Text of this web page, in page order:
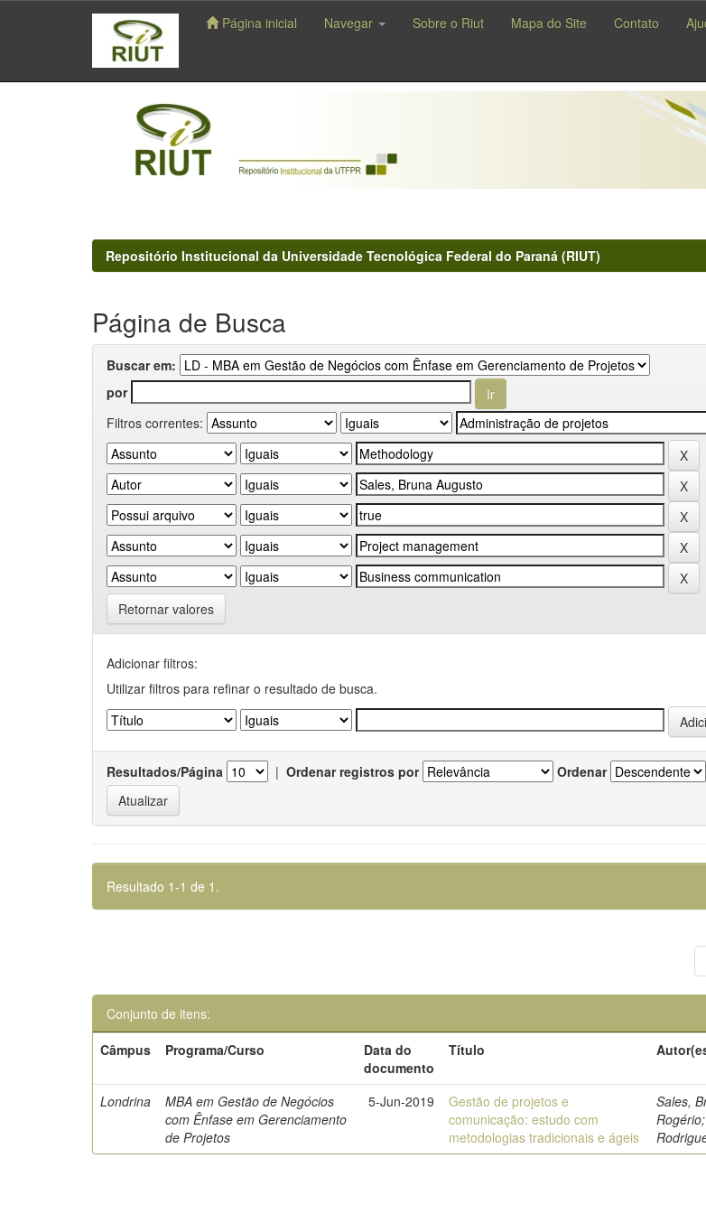
navigation
Página inicial Navegar Sobre o Riut Mapa do Site Contato
Repositório Institucional da Universidade Tecnológica Federal do Paraná (RIUT)
Página de Busca
Buscar em:
por
Filtros correntes:
Retornar valores
Adicionar filtros:
Utilizar filtros para refinar o resultado de busca.
Resultados/Página | Ordenar registros por Ordenar
Resultado 1-1 de 1.
Conjunto de itens:
Câmpus
Programa/Curso
Data do
documento
Título
Londrina
MBA em Gestão de Negócios
com Ênfase em Gerenciamento
de Projetos
5-Jun-2019
Gestão de projetos e
comunicação: estudo com
metodologias tradicionais e ágeis
Sales,